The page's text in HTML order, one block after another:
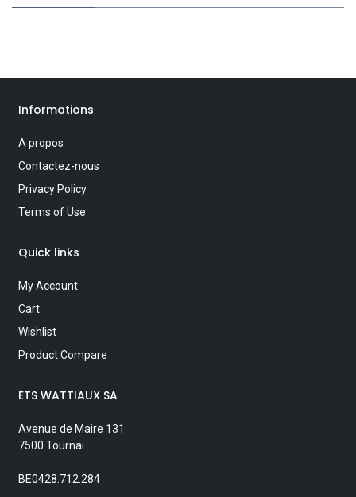
Informations
A propos
Contactez-nous
Privacy Policy
Terms of Use
Quick links
My Account
Cart
Wishlist
Product Compare
ETS WATTIAUX SA
Avenue de Maire 131
7500 Tournai
BE0428.712.284